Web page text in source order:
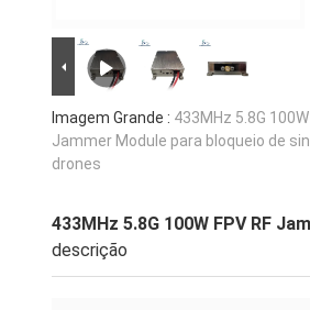
Imagem Grande : 433MHz 5.8G 100W
Jammer Module para bloqueio de
drones
433MHz 5.8G 100W FPV RF
descrição